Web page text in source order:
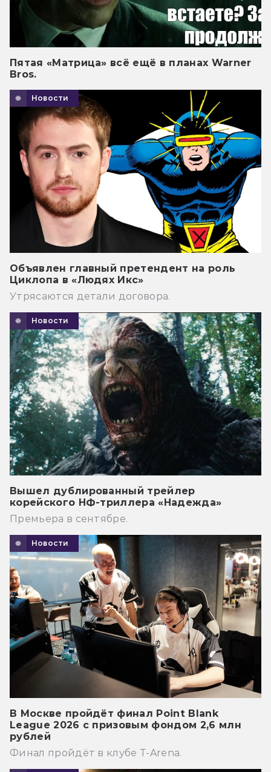
Пятая «Матрица» всё ещё в планах Warner
Bros.
Новости
Объявлен главный претендент на роль
Циклопа в «Людях Икс»
Утрясаются детали договора.
Новости
Вышел дублированный трейлер
корейского НФ-триллера «Надежда»
Премьера в сентябре.
Новости
В Москве пройдёт финал Point Blank
League 2026 с призовым фондом 2,6 млн
рублей
Финал пройдёт в клубе T-Arena.